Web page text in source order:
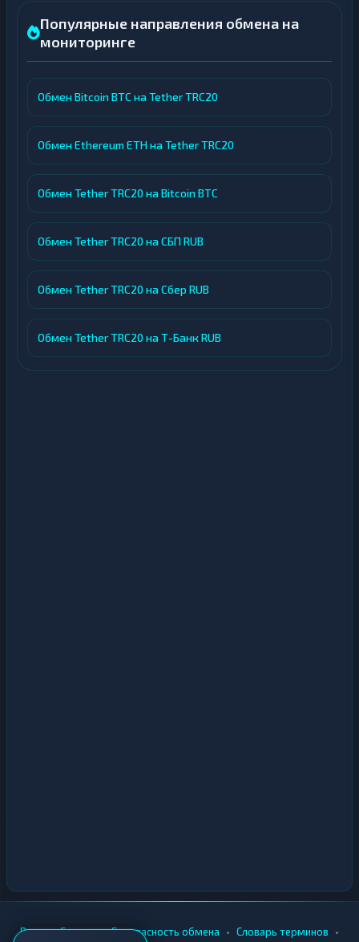
Популярные направления обмена на
мониторинге
Обмен Bitcoin BTC на Tether TRC20
Обмен Ethereum ETH на Tether TRC20
Обмен Tether TRC20 на Bitcoin BTC
Обмен Tether TRC20 на СБП RUB
Обмен Tether TRC20 на Сбер RUB
Обмен Tether TRC20 на Т-Банк RUB
Вики • Города • Безопасность обмена • Словарь терминов •